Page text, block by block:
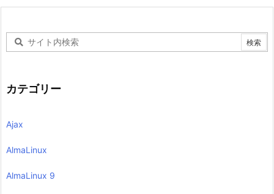
カテゴリー
Ajax
AlmaLinux
AlmaLinux 9